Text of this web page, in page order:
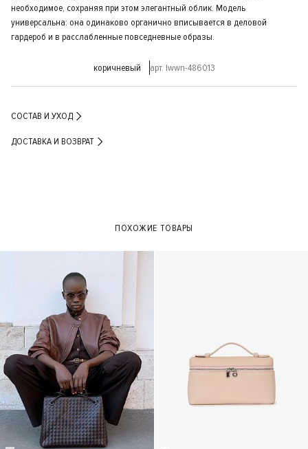
необходимое, сохраняя при этом элегантный облик. Модель
универсальна: она одинаково органично вписывается в деловой
гардероб и в расслабленные повседневные образы.
коричневый арт. lwwn-486013
СОСТАВ И УХОД
ДОСТАВКА И ВОЗВРАТ
ПОХОЖИЕ ТОВАРЫ